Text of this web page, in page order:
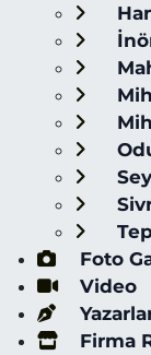
Foto
Video
Firma